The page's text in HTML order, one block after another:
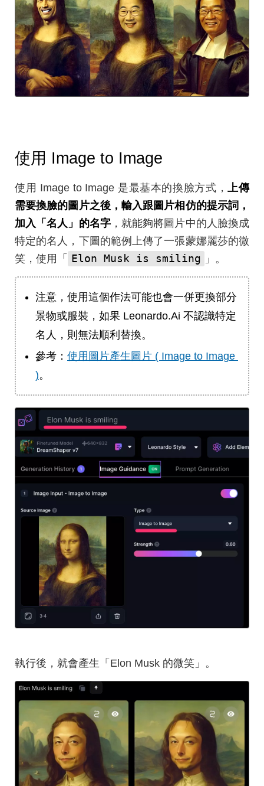
使用 Image to Image
使用 Image to Image 是最基本的換臉方式，
上傳
需要換臉的圖片之後，輸入跟圖片相仿的提示詞，
加入「名人」的名字，就能夠將圖片中的人臉換成
特定的名人，下圖的範例上傳了一張蒙娜麗莎的微
笑，使用「
Elon Musk is smiling 」。
注意，使用這個作法可能也會一併更換部分
景物或服裝，如果 Leonardo.Ai 不認識特定
名人，則無法順利替換。
參考： 使用圖片產生圖片 ( Image to Image
)。
執行後，就會產生「Elon Musk 的微笑」。